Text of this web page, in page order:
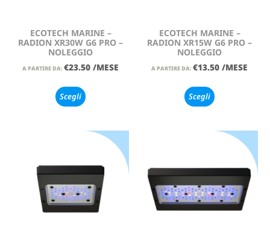
ECOTECH MARINE –
RADION XR30W G6 PRO –
NOLEGGIO
A PARTIRE DA: €23.50 /MESE
Scegli
ECOTECH MARINE –
RADION XR15W G6 PRO –
NOLEGGIO
A PARTIRE DA: €13.50 /MESE
Scegli